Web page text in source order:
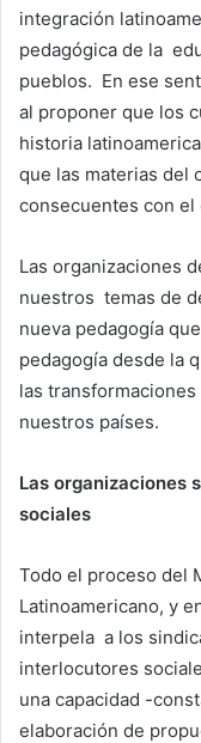
integración
pedagógica de la
pueblos. En ese
al proponer que los
historia
que las materias del
consecuentes con el
Las organizaciones
nuestros temas de
nueva pedagogía
pedagogía desde la
las
nuestros países.
Las organizaciones
sociales
Todo el proceso del
Latinoamericano, y
interpela a los
interlocutores
una capacidad -
elaboración de